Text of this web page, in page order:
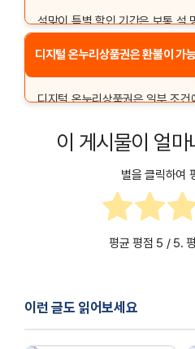
설맞이 특별 할인 기간은 보통 설
홈페이지에서 확인하시기 바랍니
디지털 온누리상품권은 환불이 가
디지털 온누리상품권은 일부 조
환불 시 수수료가 발생할 수 있으
이 게시물이 얼
별을 클릭하여
평균 평점 5 / 5.
이런 글도 읽어보세요